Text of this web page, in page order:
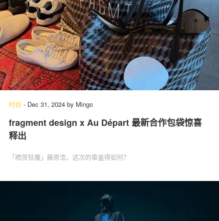
时 尚
球 鞋
生 活
科 技
时尚 - Dec 31, 2024 by Mingo
fragment design x Au Départ 最新合作包袋惊喜
释出
「晒货狂魔」藤原浩，这次的章盖得如何？